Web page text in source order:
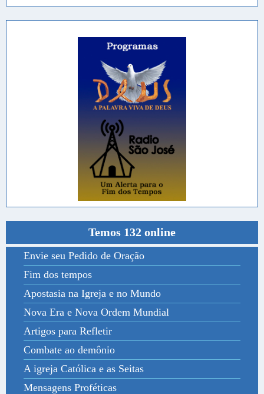
Temos 132 online
Envie seu Pedido de Oração
Fim dos tempos
Apostasia na Igreja e no Mundo
Nova Era e Nova Ordem Mundial
Artigos para Refletir
Combate ao demônio
A igreja Católica e as Seitas
Mensagens Proféticas